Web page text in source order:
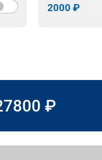
2000 ₽
₽